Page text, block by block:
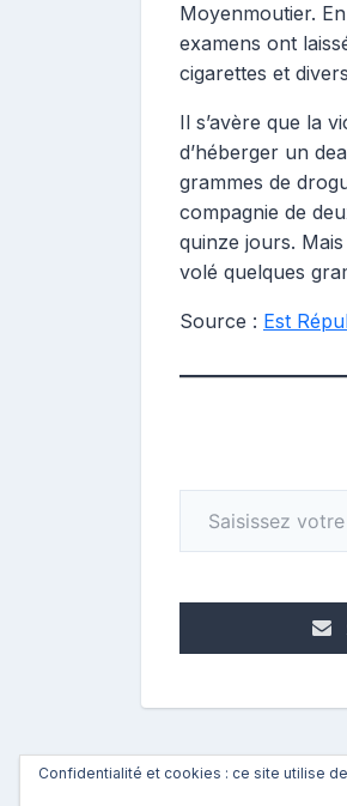
Moyenmoutier.
examens ont
cigarettes et
Il s’avère que la
d’héberger un
grammes de
compagnie de
quinze jours.
volé quelques
Source : Est
Saisissez votre adresse e-mail…
Confidentialité et cookies : ce site utilise